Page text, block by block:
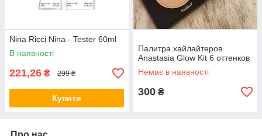
Nina Ricci Nina - Tester 60ml
В наявності
221,26 ₴ 299 ₴
Купити
Палитра хайлайтеров
Anastasia Glow Kit 6 оттенков
Немає в наявності
300 ₴